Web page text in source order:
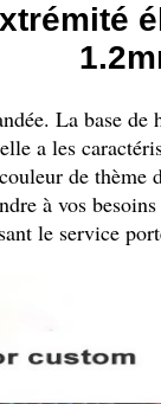
La base
a les
de thème
à vos
le service